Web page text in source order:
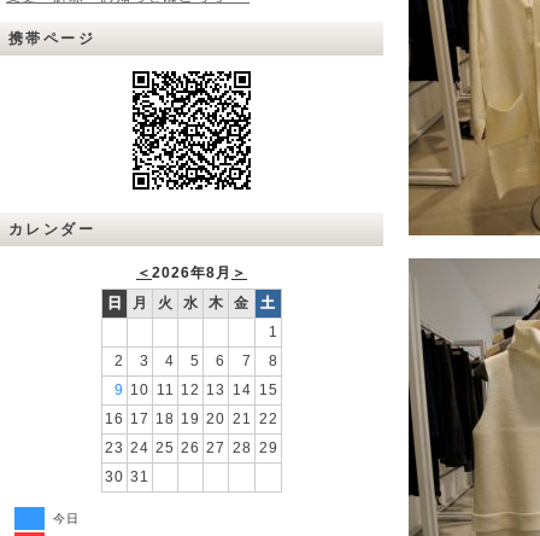
携帯ページ
カレンダー
＜ 2026年8月 ＞
日
月 火 水 木 金
土
1
2
3 4 5 6 7
8
9 10 11 12 13 14 15
16 17 18 19 20 21 22
23 24 25 26 27 28 29
30 31
今日